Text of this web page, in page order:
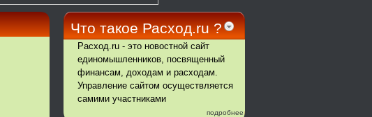
Что такое Расход.ru ?
Расход.ru - это новостной сайт
единомышленников, посвященный
финансам, доходам и расходам.
Управление сайтом осуществляется
самими участниками
подробнее